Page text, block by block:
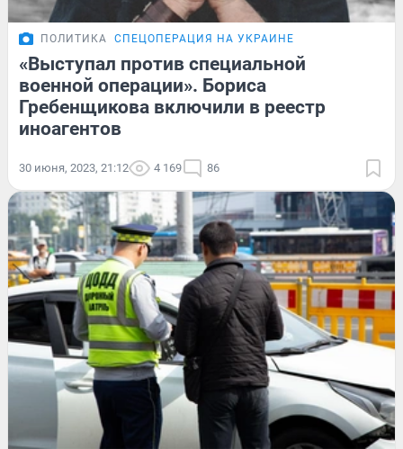
ПОЛИТИКА СПЕЦОПЕРАЦИЯ НА УКРАИНЕ
«Выступал против специальной
военной операции». Бориса
Гребенщикова включили в реестр
иноагентов
30 июня, 2023, 21:12 4 169 86